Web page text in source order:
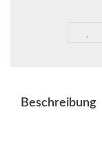
Beschreibung